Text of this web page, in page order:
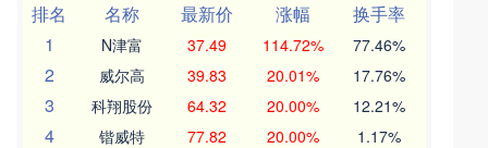
排名
名称 最新价 涨幅
换手率
1
N津富 37.49 114.72% 77.46%
2 威尔高 39.83 20.01% 17.76%
3 科翔股份 64.32 20.00% 12.21%
4 锴威特 77.82 20.00% 1.17%